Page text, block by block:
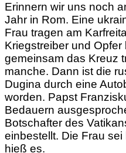
Erinnern wir uns noch
Jahr in Rom. Eine
Frau tragen am
Kriegstreiber und
gemeinsam das Kreuz
manche. Dann ist die
Dugina durch eine
worden. Papst
Bedauern
Botschafter des
einbestellt. Die Frau
hieß es.